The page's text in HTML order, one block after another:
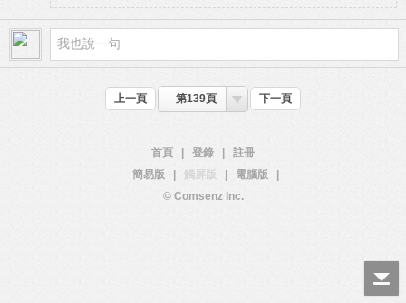
上一頁 第139頁 下一頁
首頁 登錄
註冊
簡易版
觸屏版 電腦版
© Comsenz Inc.